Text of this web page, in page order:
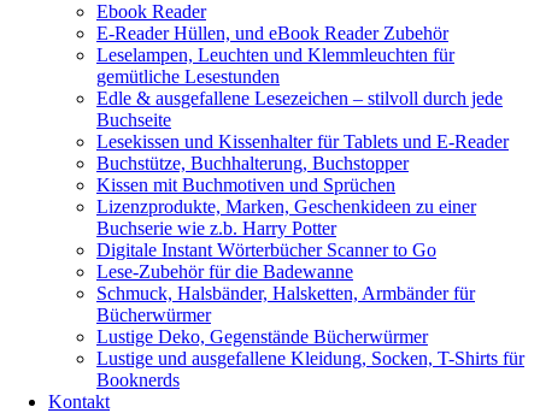
Ebook Reader
E-Reader Hüllen, und eBook Reader Zubehör
Leselampen, Leuchten und Klemmleuchten für
gemütliche Lesestunden
Edle & ausgefallene Lesezeichen – stilvoll durch jede
Buchseite
Lesekissen und Kissenhalter für Tablets und E-Reader
Buchstütze, Buchhalterung, Buchstopper
Kissen mit Buchmotiven und Sprüchen
Lizenzprodukte, Marken, Geschenkideen zu einer
Buchserie wie z.b. Harry Potter
Digitale Instant Wörterbücher Scanner to Go
Lese-Zubehör für die Badewanne
Schmuck, Halsbänder, Halsketten, Armbänder für
Bücherwürmer
Lustige Deko, Gegenstände Bücherwürmer
Lustige und ausgefallene Kleidung, Socken, T-Shirts für
Booknerds
Kontakt